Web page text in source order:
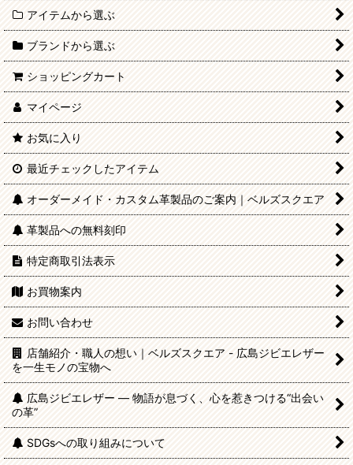
アイテムから選ぶ
ブランドから選ぶ
ショッピングカート
マイページ
お気に入り
最近チェックしたアイテム
オーダーメイド・カスタム革製品のご案内｜ベルズスクエア
革製品への無料刻印
特定商取引法表示
お買物案内
お問い合わせ
店舗紹介・職人の想い｜ベルズスクエア - 広島ジビエレザー
を一生モノの宝物へ
広島ジビエレザー — 物語が息づく、心を惹きつける“出会い
の革”
SDGsへの取り組みについて